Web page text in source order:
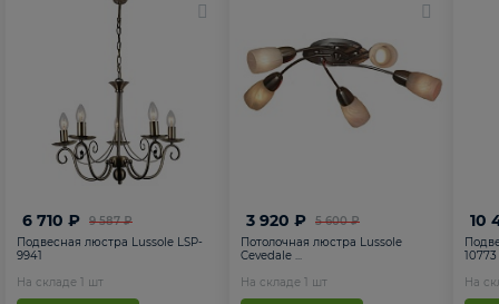
9 587 ₽
6 710 ₽
Подвесная люстра Lussole LSP-
9941
На складе 1 шт
5 600 ₽
3 920 ₽
Потолочная люстра Lussole
Cevedale ...
На складе 1 шт
10
10773
На